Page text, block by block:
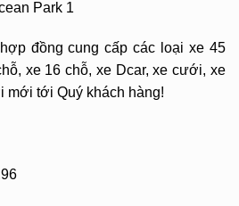
Park 1
đồng cung cấp các loại xe 45
xe 16 chỗ, xe Dcar, xe cưới, xe
mới tới Quý khách hàng!